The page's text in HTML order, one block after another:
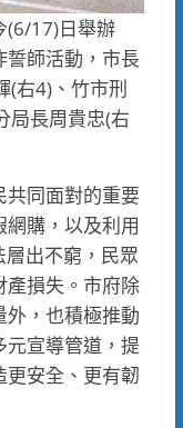
(6/17)日舉辦
誓師活動，市長
(右4)、竹市刑
局長周貴忠(右
共同面對的重要
購，以及利用
出不窮，民眾
產損失。市府除
，也積極推動
元宣導管道，提
安全、更有韌